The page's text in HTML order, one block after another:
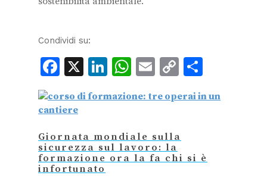
Condividi su:
Facebook
X LinkedIn
WhatsApp
Email
Copy
Link
Giornata mondiale sulla
sicurezza sul lavoro: la
formazione ora la fa chi si è
infortunato